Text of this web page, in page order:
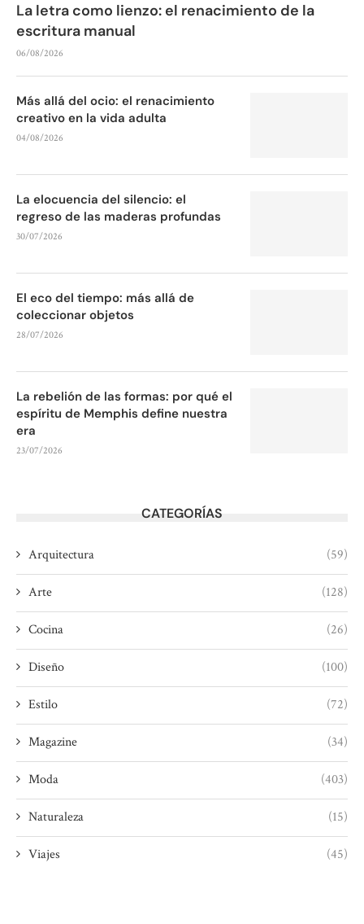
La letra como lienzo: el renacimiento de la
escritura manual
06/08/2026
Más allá del ocio: el renacimiento
creativo en la vida adulta
04/08/2026
La elocuencia del silencio: el
regreso de las maderas profundas
30/07/2026
El eco del tiempo: más allá de
coleccionar objetos
28/07/2026
La rebelión de las formas: por qué el
espíritu de Memphis define nuestra
era
23/07/2026
CATEGORÍAS
Arquitectura (59)
Arte (128)
Cocina (26)
Diseño (100)
Estilo (72)
Magazine (34)
Moda (403)
Naturaleza (15)
Viajes (45)